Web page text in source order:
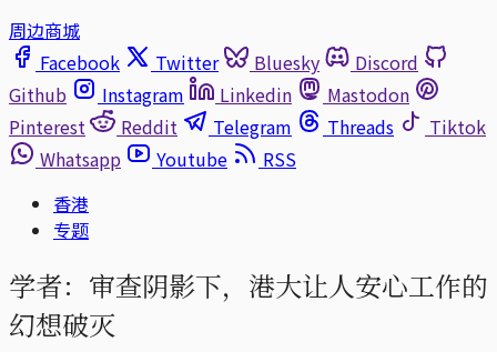
周边商城
Facebook
Twitter Bluesky
Discord
Github
Instagram Linkedin
Mastodon
Pinterest
Reddit Telegram Threads
Tiktok
Whatsapp
Youtube
RSS
香港
专题
学者：审查阴影下，港大让人安心工作的
幻想破灭